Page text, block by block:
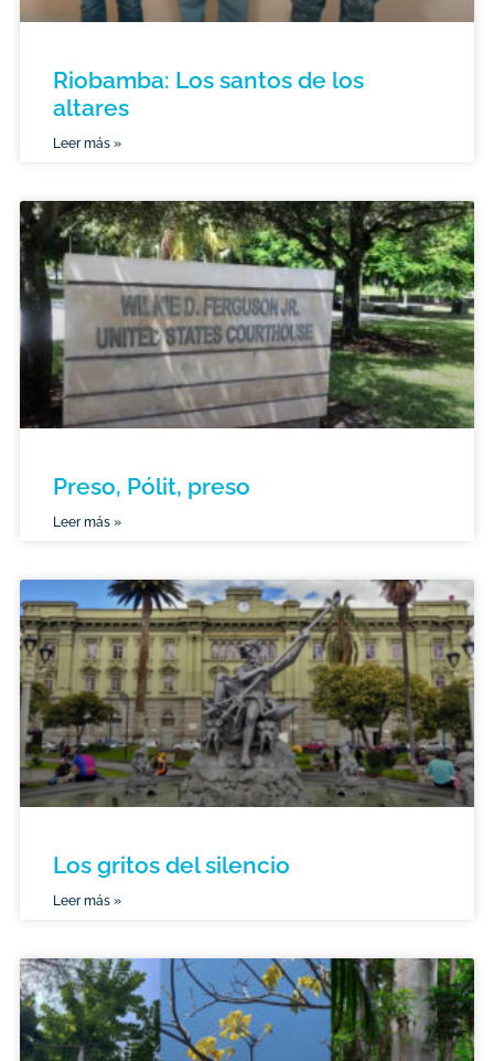
Riobamba: Los santos de los
altares
Leer más »
Preso, Pólit, preso
Leer más »
Los gritos del silencio
Leer más »